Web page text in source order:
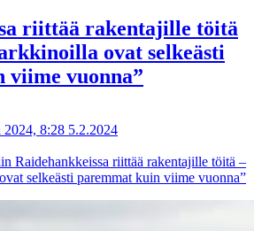
riittää rakentajille töitä
ovat selkeästi
viime vuonna”
8:28 5.2.2024
Raidehankkeissa riittää rakentajille töitä –
selkeästi paremmat kuin viime vuonna”